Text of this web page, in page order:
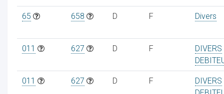
65 658 D F Divers
011 627 D F
DIVERS
011 627 D F
DIVERS